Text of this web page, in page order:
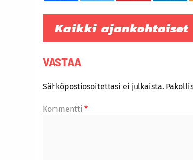
Kaikki ajankohtaiset
VASTAA
Sähköpostiosoitettasi ei julkaista.
Kommentti *